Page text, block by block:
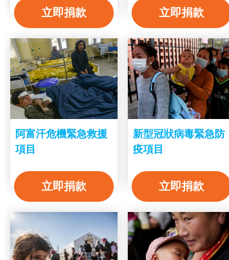
立即捐款 立即捐款
阿富汗危機緊急救援
項目
立即捐款
新型冠狀病毒緊急防
疫項目
立即捐款